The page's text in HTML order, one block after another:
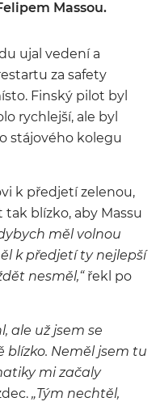
Massou.
ujal vedení a
za safety
Finský pilot byl
rychlejší, ale byl
stájového kolegu
k předjetí zelenou,
tak blízko, aby Massu
měl volnou
k předjetí ty nejlepší
nesměl,“řekl po
ale už jsem se
Neměl jsem tu
mi začaly
„Tým nechtěl,